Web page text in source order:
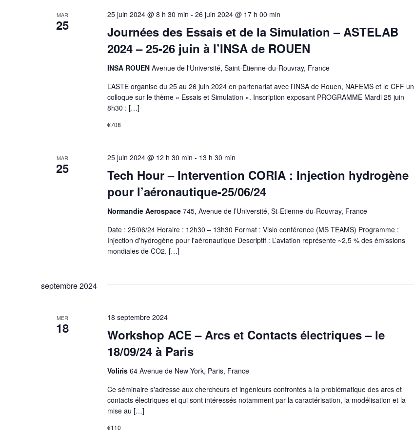
MAR
25
Journées des Essais et de la Simulation – ASTELAB
2024 – 25-26 juin à l’INSA de ROUEN
25 juin 2024 @ 8 h 30 min - 26 juin 2024 @ 17 h 00 min
INSA ROUEN Avenue de l'Université, Saint-Étienne-du-Rouvray, France
L’ASTE organise du 25 au 26 juin 2024 en partenariat avec l’INSA de Rouen, NAFEMS et le CFF un
colloque sur le thème « Essais et Simulation ». Inscription exposant PROGRAMME Mardi 25 juin
8h30 : […]
€708
MAR
25
Tech Hour – Intervention CORIA : Injection hydrogène
pour l’aéronautique-25/06/24
25 juin 2024 @ 12 h 30 min - 13 h 30 min
Normandie Aerospace 745, Avenue de l’Université, St-Etienne-du-Rouvray, France
Date : 25/06/24 Horaire : 12h30 – 13h30 Format : Visio conférence (MS TEAMS) Programme :
Injection d'hydrogène pour l'aéronautique Descriptif : L’aviation représente ~2,5 % des émissions
mondiales de CO2. […]
septembre 2024
MER
18
Workshop ACE – Arcs et Contacts électriques – le
18/09/24 à Paris
18 septembre 2024
Voliris 64 Avenue de New York, Paris, France
Ce séminaire s'adresse aux chercheurs et ingénieurs confrontés à la problématique des arcs et
contacts électriques et qui sont intéressés notamment par la caractérisation, la modélisation et la
mise au […]
€110